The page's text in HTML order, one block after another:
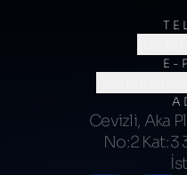
E-
Cevizli, Aka
No:2 Kat:3